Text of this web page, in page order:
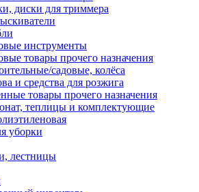
диски для триммера
инструменты
товары прочего назначения
садовые, колёса
и средства для розжига
товары прочего назначения
теплицы и комплектующие
уборки
лестницы